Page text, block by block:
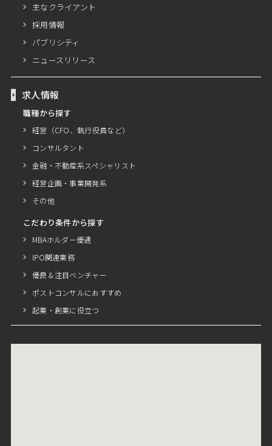
主なクライアント
採用情報
パブリシティ
ニュースリリース
求人情報
職種から探す
経営（CFO、執行役員など）
コンサルタント
金融・不動産系スペシャリスト
経営企画・事業開発系
その他
こだわり条件から探す
MBAホルダー優遇
IPO関連業務
優良＆注目ベンチャー
ポストコンサルにおすすめ
起業・創業に役立つ